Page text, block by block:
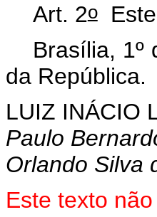
Art. 2oEste
Brasília, 1º
da República.
LUIZ INÁCIO
Paulo
Orlando Silva
Este texto